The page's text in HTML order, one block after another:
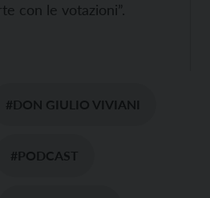
con le votazioni”.
#DON GIULIO VIVIANI
#PODCAST